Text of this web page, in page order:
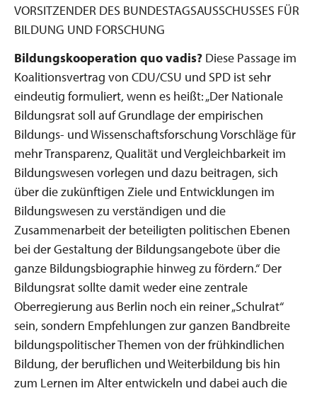
VORSITZENDER DES BUNDESTAGSAUSSCHUSSES FÜR
BILDUNG UND FORSCHUNG
Bildungskooperation quo vadis? Diese Passage im
Koalitionsvertrag von CDU/CSU und SPD ist sehr
eindeutig formuliert, wenn es heißt: „Der Nationale
Bildungsrat soll auf Grundlage der empirischen
Bildungs- und Wissenschaftsforschung Vorschläge für
mehr Transparenz, Qualität und Vergleichbarkeit im
Bildungswesen vorlegen und dazu beitragen, sich
über die zukünftigen Ziele und Entwicklungen im
Bildungswesen zu verständigen und die
Zusammenarbeit der beteiligten politischen Ebenen
bei der Gestaltung der Bildungsangebote über die
ganze Bildungsbiographie hinweg zu fördern.“ Der
Bildungsrat sollte damit weder eine zentrale
Oberregierung aus Berlin noch ein reiner „Schulrat“
sein, sondern Empfehlungen zur ganzen Bandbreite
bildungspolitischer Themen von der frühkindlichen
Bildung, der beruflichen und Weiterbildung bis hin
zum Lernen im Alter entwickeln und dabei auch die